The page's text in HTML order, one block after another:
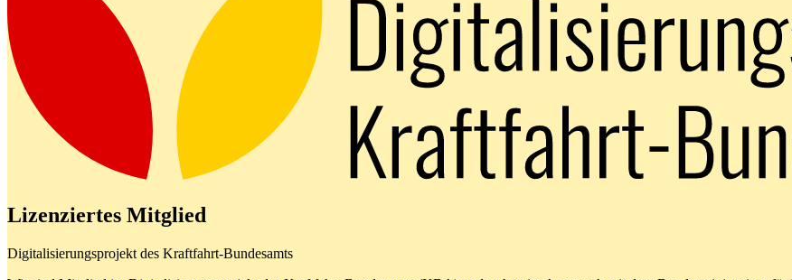
Lizenziertes Mitglied
Digitalisierungsprojekt des Kraftfahrt-Bundesamts